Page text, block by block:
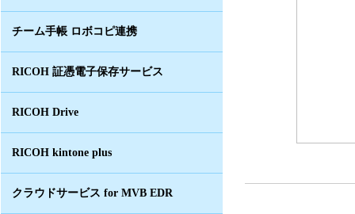
チーム手帳 ロボコピ連携
RICOH 証憑電子保存サービス
RICOH Drive
RICOH kintone plus
クラウドサービス for MVB EDR